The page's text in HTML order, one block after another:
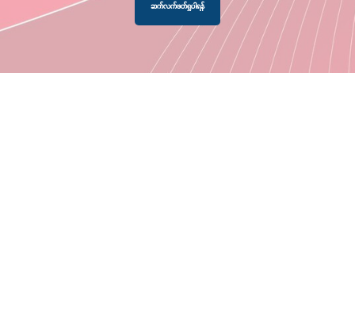
ဆက်လက်ဖတ်ရှုပါရန်